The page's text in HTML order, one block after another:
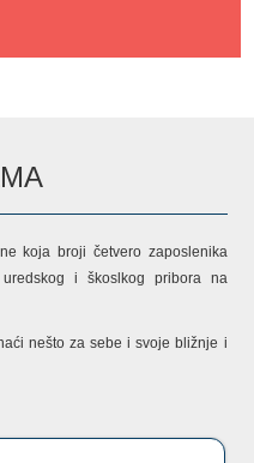
koja broji četvero zaposlenika
i škoslkog pribora na
nešto za sebe i svoje bližnje i